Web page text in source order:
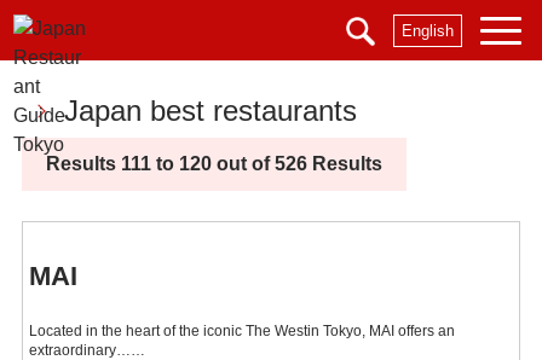
English
Japan best restaurants
Results 111 to 120 out of 526 Results
MAI
Located in the heart of the iconic The Westin Tokyo, MAI offers an
extraordinary……